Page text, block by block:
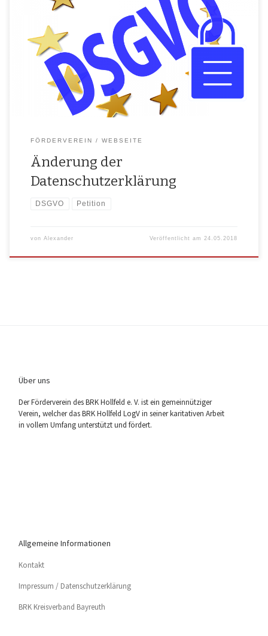
Lei­der macht die DSGVO auch vor dem Ehren­amt nicht halt. In Anbe­
tracht des­sen, dass die Ver­ord­nung am 25.05.2018, also Mor­gen, in
Kraft tritt, muss­ten wir unse­re Daten­schutz­er­klä­rung auf der Web­sei­te
anpassen. https://brk-hollfeld.de/impressum-datenschutzerklaerung/
Aktu­ell befin­det sich eine Peti­ti­on in der Zeich­nungs­pha­se die Erleich­te­
run­gen für gemein­nüt­zi­ge Ver­ei­ne errei­chen möch­te. Gera­de im Ehren­
amt­li­chen […]
FÖRDERVEREIN WEBSEITE
Änderung der
Datenschutzerklärung
DSGVO Petition
von Alexander Veröffentlicht am 24.05.2018
Über uns
Der För­der­ver­ein des BRK Holl­feld e. V. ist ein gemein­nüt­zi­ger
Ver­ein, wel­cher das BRK Holl­feld LogV in sei­ner kari­ta­ti­ven Arbeit
in vol­lem Umfang unter­stützt und fördert.
Allgemeine Informationen
Kon­takt
Impres­sum / Datenschutzerklärung
BRK Kreis­ver­band Bayreuth